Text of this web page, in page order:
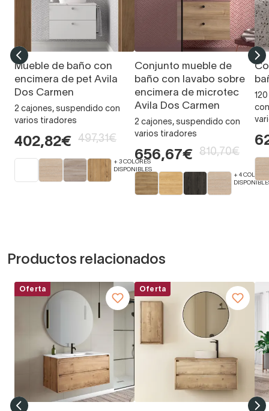
Mueble de baño con
encimera de pet Avila
Dos Carmen
2 cajones, suspendido con
varios tiradores
402,82€ 497,31€
+ 3 COLORES
DISPONIBLES
Conjunto mueble de
baño con lavabo sobre
encimera de microtec
Avila Dos Carmen
2 cajones, suspendido con
varios tiradores
656,67€ 810,70€
+ 4
Productos relacionados
Oferta Oferta